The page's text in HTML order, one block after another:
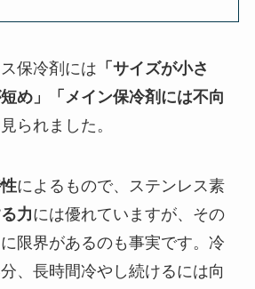
保冷剤には 「サイズが小さ
め」「メイン保冷剤には不向
られました。
によるもので、ステンレス素
力には優れていますが、その
に限界があるのも事実です。冷
、長時間冷やし続けるには向